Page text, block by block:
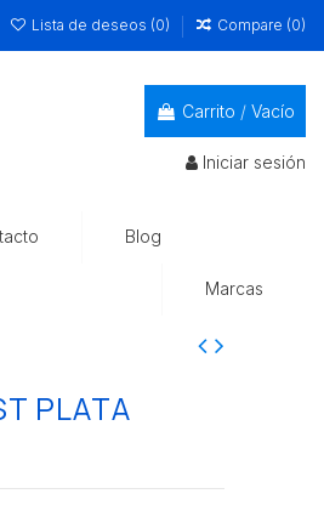
Lista de deseos (0) Compare (0)
Carrito / Vacío
Iniciar sesión
Blog
Marcas
PLATA